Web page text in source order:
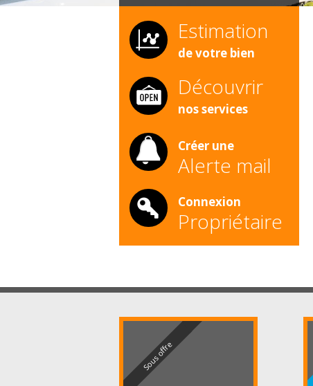
Estimation
de votre bien
Découvrir
nos services
Créer une
Alerte mail
Connexion
Propriétaire
Sous offre